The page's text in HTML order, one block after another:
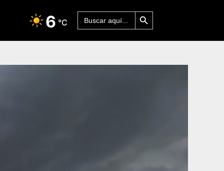
6 °C
Buscar: Botón de búsqueda